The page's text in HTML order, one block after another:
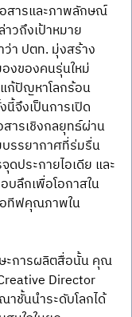
สารและภาพลักษณ์
วถึงเป้าหมาย
า ปตท. มุ่งสร้าง
งของคนรุ่นใหม่
ก้ปัญหาโลกร้อน
นี้จึงเป็นการเปิด
ารเชิงกลยุทธ์ผ่าน
รรยากาศที่ร่มรื่น
ประกายไอเดีย และ
บลึกเพื่อโอกาสใน
อทีฟคุณภาพใน
ะการผลิตสื่อนั้น คุณ
Director
าชั้นนำระดับโลกได้